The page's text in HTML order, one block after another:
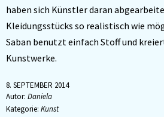
haben sich Künstler daran
Kleidungsstücks so realistisch wie
Saban benutzt einfach Stoff und
Kunstwerke.
8. SEPTEMBER 2014
Autor: Daniela
Kategorie: Kunst